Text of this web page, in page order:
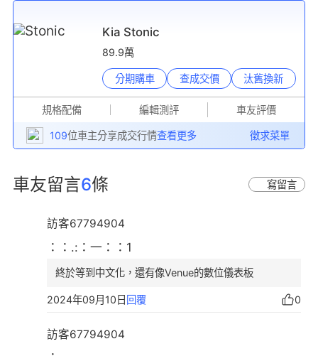
Kia Stonic
89.9萬
分期購車 查成交價 汰舊換新
規格配備 編輯測評 車友評價
109位車主分享成交行情查看更多 徵求菜單
車友留言6條 寫留言
訪客67794904
：：.:：一：：1
終於等到中文化，還有像Venue的數位儀表板
2024年09月10日 回覆 0
訪客67794904